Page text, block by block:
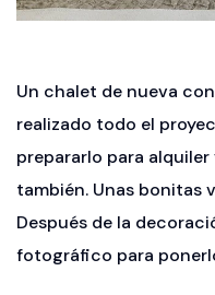
Un chalet de nueva
realizado todo el
prepararlo para
también. Unas bonitas
Después de la
fotográfico para